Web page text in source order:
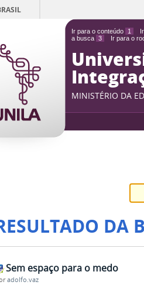
Ir para o conteúdo 1
a busca 3 Ir para o
MINISTÉRIO DA
DA
Sem espaço para o medo
adolfo.vaz